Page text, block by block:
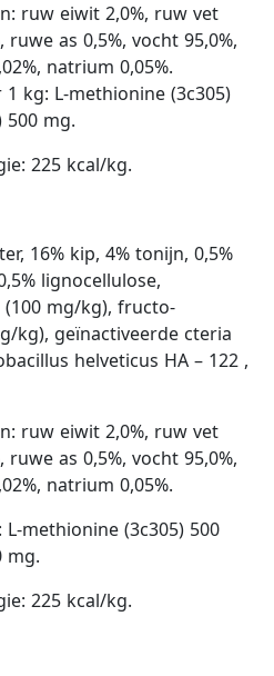
ruw eiwit 2,0%, ruw vet
ruwe as 0,5%, vocht 95,0%,
natrium 0,05%.
kg: L-methionine (3c305)
500 mg.
225 kcal/kg.
16% kip, 4% tonijn, 0,5%
lignocellulose,
mg/kg), fructo-
kg), geïnactiveerde cteria
helveticus HA – 122 ,
ruw eiwit 2,0%, ruw vet
ruwe as 0,5%, vocht 95,0%,
natrium 0,05%.
methionine (3c305) 500
mg.
225 kcal/kg.